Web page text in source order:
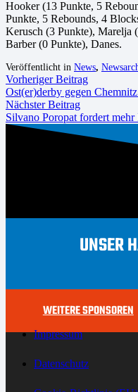
Hooker (13 Punkte, 5
Punkte, 5 Rebounds, 4
Kerusch (3 Punkte), Marelja
Barber (0 Punkte), Danes.
Veröffentlicht in News,
Vorheriger Beitrag
Ost(er)derby gegen
Nächster Beitrag
Silvano Poropat fordert mehr
UNSER
WEITERE SPONSOREN
Impressum
Datenschutz